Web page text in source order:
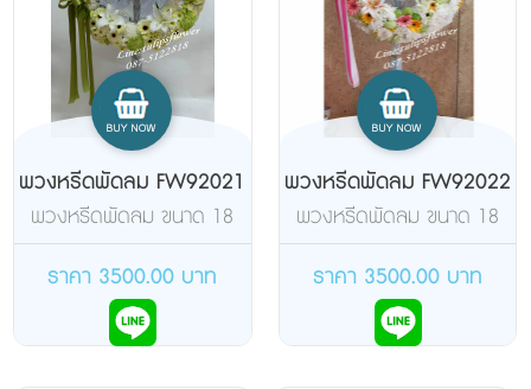
พวงหรีดพัดลม FW92021
พวงหรีดพัดลม ขนาด 18
นิ้ว แบบสไลด์ จัดอกไม้เต็ม
วง
ราคา 3500.00 บาท
พวงหรีดพัดลม FW92022
พวงหรีดพัดลม ขนาด 18
นิ้ว แบบสไลด์ จัดอกไม้เต็ม
วง ดอกไม้สด
ราคา 3500.00 บาท